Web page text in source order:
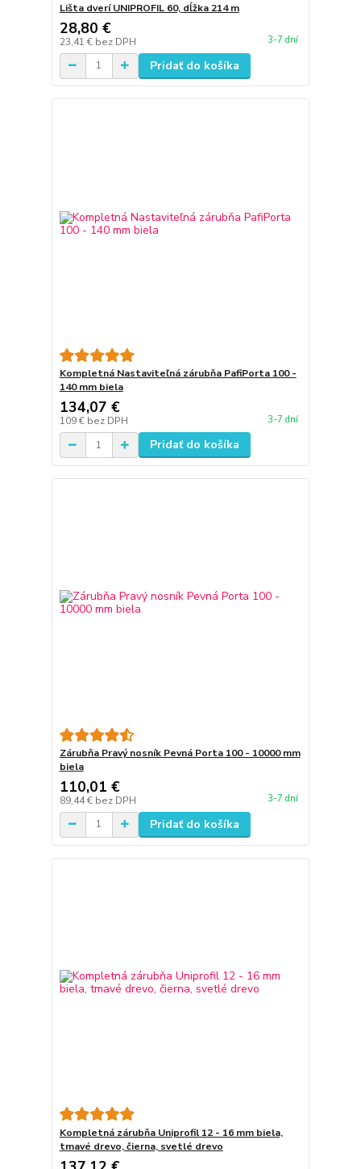
Lišta dverí UNIPROFIL 60, dĺžka 214 m
28,80 €
23,41 € bez DPH 3-7 dní
Pridať do košíka
Kompletná Nastaviteľná zárubňa PafiPorta 100 -
140 mm biela
134,07 €
109 € bez DPH 3-7 dní
Pridať do košíka
Zárubňa Pravý nosník Pevná Porta 100 - 10000 mm
biela
110,01 €
89,44 € bez DPH 3-7 dní
Pridať do košíka
Kompletná zárubňa Uniprofil 12 - 16 mm biela,
tmavé drevo, čierna, svetlé drevo